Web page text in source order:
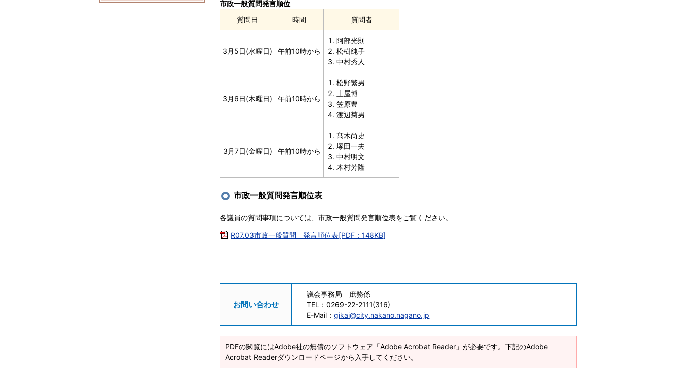
質問日 時間 質問者
市政一般質問発言順位
3月5日(水曜日) 午前10時から
阿部光則
松樹純子
中村秀人
3月6日(木曜日) 午前10時から
松野繁男
土屋博
笠原豊
渡辺菊男
3月7日(金曜日) 午前10時から
髙木尚史
塚田一夫
中村明文
木村芳隆
市政一般質問発言順位表
各議員の質問事項については、市政一般質問発言順位表をご覧ください。
R07.03市政一般質問 発言順位表[PDF：148KB]
お問い合わせ
議会事務局 庶務係
TEL：0269-22-2111(316)
E-Mail：gikai@city.nakano.nagano.jp
PDFの閲覧にはAdobe社の無償のソフトウェア「Adobe Acrobat Reader」が必要です。下記のAdobe
Acrobat Readerダウンロードページから入手してください。